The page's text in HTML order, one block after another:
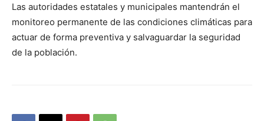
Las autoridades estatales y municipales mantendrán el
monitoreo permanente de las condiciones climáticas para
actuar de forma preventiva y salvaguardar la seguridad
de la población.